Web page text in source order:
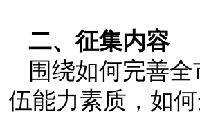
二、征集内容
围绕如何完善
伍能力素质，如